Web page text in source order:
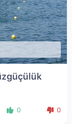
0 0